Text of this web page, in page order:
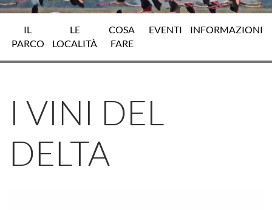
IL
PARCO
LE
LOCALITÀ
COSA
FARE
EVENTI INFORMAZIONI
I VINI DEL
DELTA